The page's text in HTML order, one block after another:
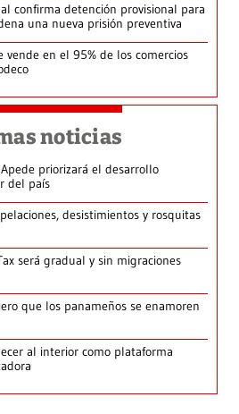
confirma detención provisional para
una nueva prisión preventiva
vende en el 95% de los comercios
noticias
priorizará el desarrollo
del país
desistimientos y rosquitas
será gradual y sin migraciones
que los panameños se enamoren
al interior como plataforma